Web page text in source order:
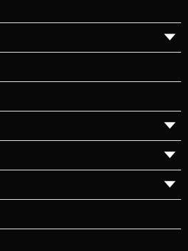
▼
▼
▼
▼